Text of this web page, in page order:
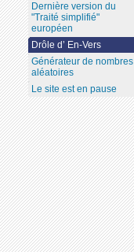
Dernière version du
"Traité simplifié"
européen
Drôle d’ En-Vers
Générateur de nombres
aléatoires
Le site est en pause